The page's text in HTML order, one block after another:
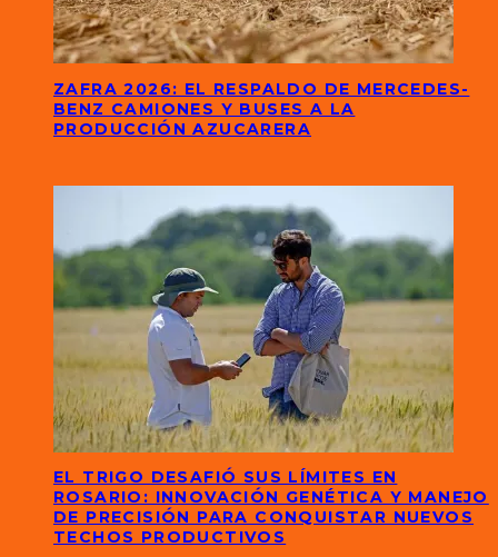
ZAFRA 2026: EL RESPALDO DE MERCEDES-
BENZ CAMIONES Y BUSES A LA
PRODUCCIÓN AZUCARERA
EL TRIGO DESAFIÓ SUS LÍMITES EN
ROSARIO: INNOVACIÓN GENÉTICA Y MANEJO
DE PRECISIÓN PARA CONQUISTAR NUEVOS
TECHOS PRODUCTIVOS